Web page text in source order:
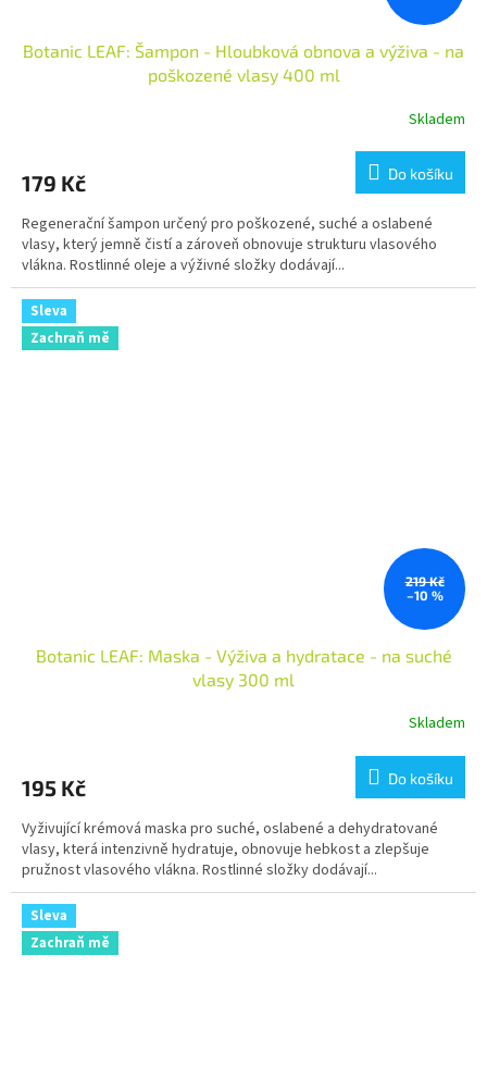
Botanic LEAF: Šampon - Hloubková obnova a výživa - na
poškozené vlasy 400 ml
Skladem
179 Kč Do košíku
Regenerační šampon určený pro poškozené, suché a oslabené
vlasy, který jemně čistí a zároveň obnovuje strukturu vlasového
vlákna. Rostlinné oleje a výživné složky dodávají...
Sleva
Zachraň mě
219 Kč
–10 %
Botanic LEAF: Maska - Výživa a hydratace - na suché
vlasy 300 ml
Skladem
195 Kč Do košíku
Vyživující krémová maska pro suché, oslabené a dehydratované
vlasy, která intenzivně hydratuje, obnovuje hebkost a zlepšuje
pružnost vlasového vlákna. Rostlinné složky dodávají...
Sleva
Zachraň mě